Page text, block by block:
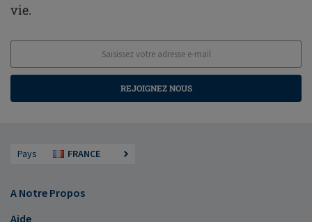
vie.
REJOIGNEZ NOUS
Pays FRANCE
A Notre Propos
Aide